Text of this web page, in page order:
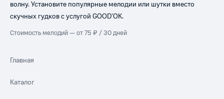
волну. Установите популярные мелодии или шутки вместо
скучных гудков с услугой GOOD’OK.
Стоимость мелодий — от 75 ₽ / 30 дней
Главная
Каталог